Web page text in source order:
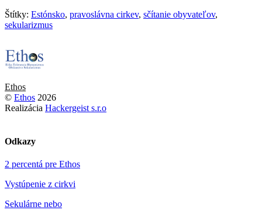
Štítky: Estónsko, pravoslávna cirkev, sčítanie obyvateľov,
sekularizmus
Ethos
© Ethos 2026
Realizácia Hackergeist s.r.o
Odkazy
2 percentá pre Ethos
Vystúpenie z cirkvi
Sekulárne nebo